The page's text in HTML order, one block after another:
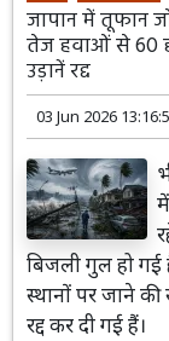
जापान में तूफान
तेज हवाओं से 60
उड़ानें रद्द
03 Jun 2026
बिजली गुल हो गई
स्थानों पर जाने
रद्द कर दी गई हैं।